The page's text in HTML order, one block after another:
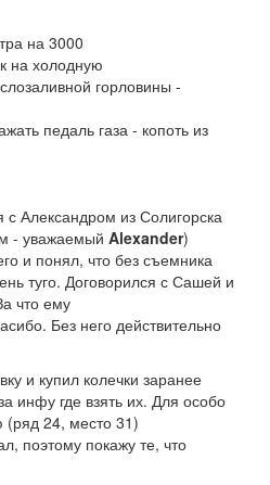
на 3000
на холодную
горловины -
педаль газа - копоть из
с Александром из Солигорска
- уважаемый Alexander)
и понял, что без съемника
туго. Договорился с Сашей и
что ему
Без него действительно
и купил колечки заранее
инфу где взять их. Для особо
24, место 31)
поэтому покажу те, что